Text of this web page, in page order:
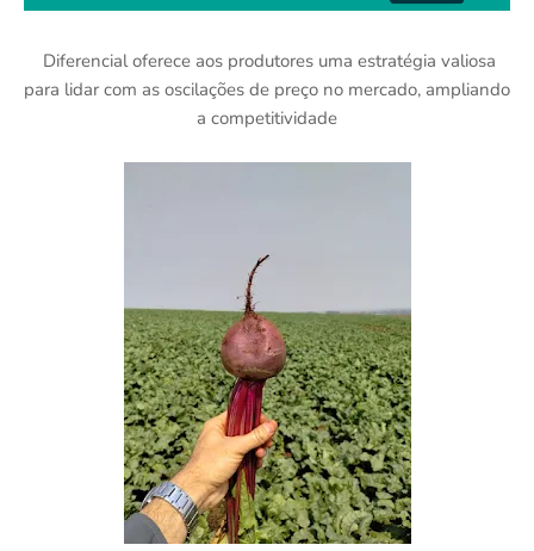
Diferencial oferece aos produtores uma estratégia valiosa
para lidar com as oscilações de preço no mercado, ampliando
a competitividade